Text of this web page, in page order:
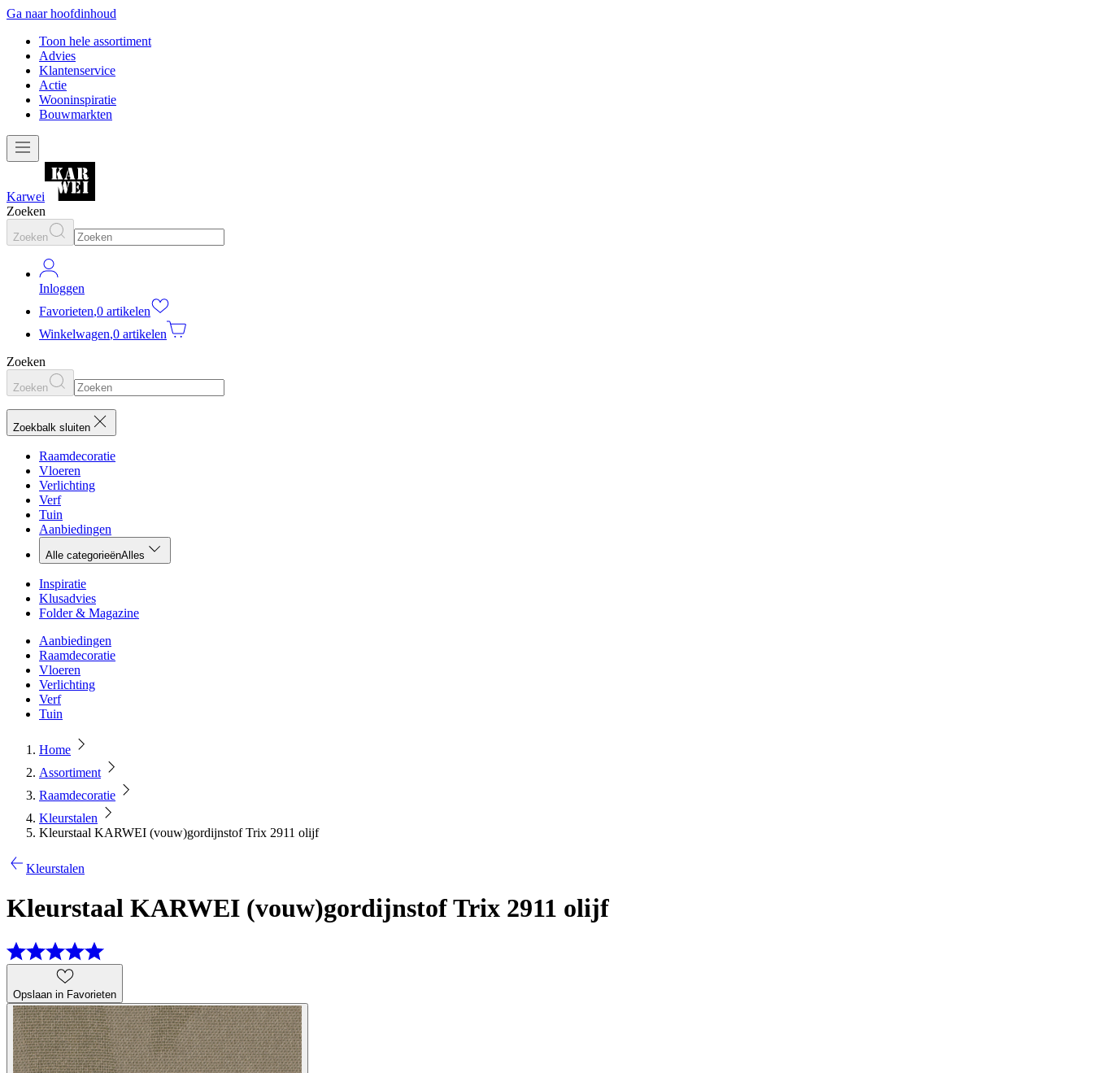
Ga naar hoofdinhoud
Toon hele assortiment
Advies
Klantenservice
Actie
Wooninspiratie
Bouwmarkten
Karwei
Zoeken
Zoeken
Inloggen
Favorieten,0 artikelen
Winkelwagen,0 artikelen
Zoeken
Zoeken
Zoekbalk sluiten
Raamdecoratie
Vloeren
Verlichting
Verf
Tuin
Aanbiedingen
Alle categorieënAlles
Inspiratie
Klusadvies
Folder & Magazine
Aanbiedingen
Raamdecoratie
Vloeren
Verlichting
Verf
Tuin
Home
Assortiment
Raamdecoratie
Kleurstalen
Kleurstaal KARWEI (vouw)gordijnstof Trix 2911 olijf
Kleurstalen
Kleurstaal KARWEI (vouw)gordijnstof Trix 2911 olijf
Opslaan in Favorieten